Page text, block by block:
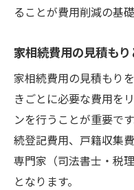
家相続費用見
信頼できる司法
家相続で失敗
家相続費用と
口コミやレビ
家相続手続
信頼できる司
ることが費用削減の基
家相続費用の見積も
家相続費用の見積もり
きごとに必要な費用を
ンを行うことが重要で
続登記費用、戸籍収集
専門家（司法書士・税
となります。